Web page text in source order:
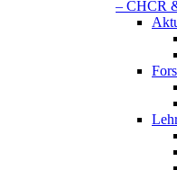
– CHCR